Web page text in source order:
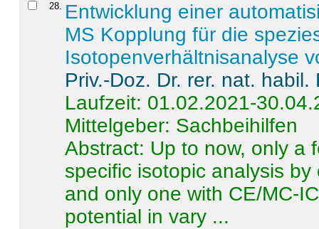
28. Entwicklung einer
MS Kopplung für die
Isotopenverhältnisanalyse
Priv.-Doz. Dr. rer. nat.
Laufzeit: 01.02.2021-
Mittelgeber: Sachbeihilfen
Abstract: Up to now, only a
specific isotopic analysis
and only one with CE/MC-
potential in vary ...